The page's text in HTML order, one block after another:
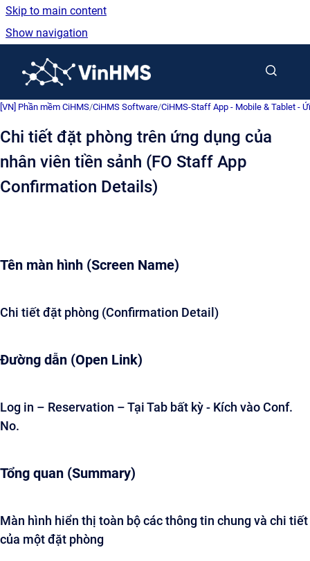
Skip to main content
Show navigation
[VN] Phần mềm CiHMS/CiHMS Software/CiHMS-Staff App - Mobile & Tablet -
Chi tiết đặt phòng trên ứng dụng của
nhân viên tiền sảnh (FO Staff App
Confirmation Details)
Tên màn hình (Screen Name)
Chi tiết đặt phòng (Confirmation Detail)
Đường dẫn (Open Link)
Log in – Reservation – Tại Tab bất kỳ - Kích vào Conf.
No.
Tổng quan (Summary)
Màn hình hiển thị toàn bộ các thông tin chung và chi tiết
của một đặt phòng